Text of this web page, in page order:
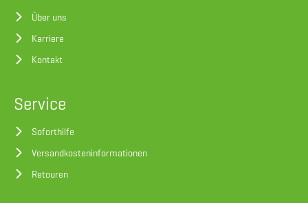
Über uns
Karriere
Kontakt
Service
Soforthilfe
Versandkosteninformationen
Retouren